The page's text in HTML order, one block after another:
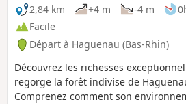
2,84 km
+4 m -4 m
Facile
Départ à Haguenau (Bas-Rhin)
Découvrez les richesses
regorge la forêt indivise de
Comprenez comment son